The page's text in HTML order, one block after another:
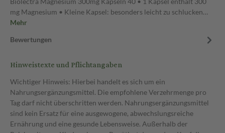
mg Magnesium • Kleine Kapsel: besonders leicht zu schlucken…
Mehr
Bewertungen
Hinweistexte und Pflichtangaben
Wichtiger Hinweis: Hierbei handelt es sich um ein
Nahrungsergänzungsmittel. Die empfohlene Verzehrmenge pro
Tag darf nicht überschritten werden. Nahrungsergänzungsmittel
sind kein Ersatz für eine ausgewogene, abwechslungsreiche
Ernährung und eine gesunde Lebensweise. Außerhalb der